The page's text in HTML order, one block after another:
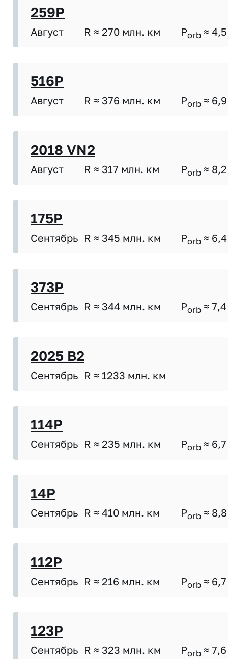
259P
Август R ≈ 270 млн. км Porb ≈ 4,5
516P
Август R ≈ 376 млн. км Porb ≈ 6,9
2018 VN2
Август R ≈ 317 млн. км Porb ≈ 8,2
175P
Сентябрь R ≈ 345 млн. км Porb ≈ 6,4
373P
Сентябрь R ≈ 344 млн. км Porb ≈ 7,4
2025 B2
Сентябрь R ≈ 1233 млн. км
114P
Сентябрь R ≈ 235 млн. км Porb ≈ 6,7
14P
Сентябрь R ≈ 410 млн. км Porb ≈ 8,8
112P
Сентябрь R ≈ 216 млн. км Porb ≈ 6,7
123P
Сентябрь R ≈ 323 млн. км Porb ≈ 7,6